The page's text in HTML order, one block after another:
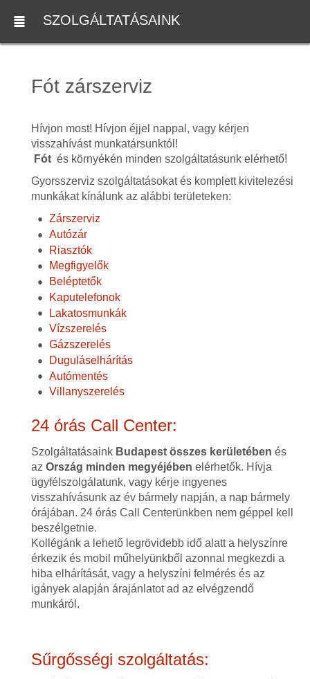
SZOLGÁLTATÁSAINK
Fót zárszerviz
Hívjon most! Hívjon éjjel nappal, vagy kérjen
visszahívást munkatársunktól!
Fót és környékén minden szolgáltatásunk elérhető!
Gyorsszerviz szolgáltatásokat és komplett kivitelezési
munkákat kínálunk az alábbi területeken:
Zárszerviz
Autózár
Riasztók
Megfigyelők
Beléptetők
Kaputelefonok
Lakatosmunkák
Vízszerelés
Gázszerelés
Duguláselhárítás
Autómentés
Villanyszerelés
24 órás Call Center:
Szolgáltatásaink Budapest összes kerületében és
az Ország minden megyéjében elérhetők. Hívja
ügyfélszolgálatunk, vagy kérje ingyenes
visszahívásunk az év bármely napján, a nap bármely
órájában. 24 órás Call Centerünkben nem géppel kell
beszélgetnie.
Kollégánk a lehető legrövidebb idő alatt a helyszínre
érkezik és mobil műhelyünkből azonnal megkezdi a
hiba elhárítását, vagy a helyszíni felmérés és az
igányek alapján árajánlatot ad az elvégzendő
munkáról.
Sűrgősségi szolgáltatás: